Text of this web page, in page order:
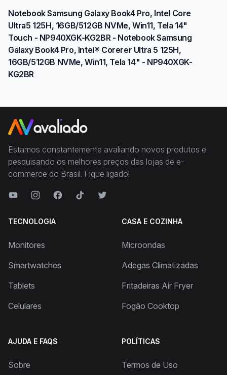
Notebook Samsung Galaxy Book4 Pro, Intel Core
Ultra5 125H, 16GB/512GB NVMe, Win11, Tela 14"
Touch - NP940XGK-KG2BR - Notebook Samsung
Galaxy Book4 Pro, Intel® Corerer Ultra 5 125H,
16GB/512GB NVMe, Win11, Tela 14" - NP940XGK-
KG2BR
Estamos constantemente avaliando novos produtos e
pesquisando os melhores preços das lojas de e-
commerce do Brasil. Fique ligado!
TECNOLOGIA
Monitores
Smartwatches
Tablets
Celulares
CASA E COZINHA
Microondas
Adegas Climatizadas
Fritadeiras Air Fryer
Fogão Cooktop
AJUDA E FAQS
Sobre
POLÍTICAS
Termos de Uso